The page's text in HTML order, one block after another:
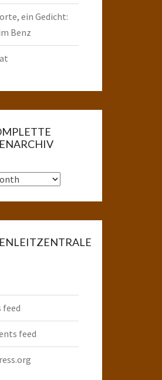
ein Gedicht:
Benz
feed
feed